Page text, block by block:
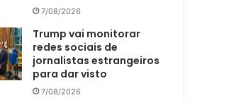
7/08/2026
Trump vai monitorar
redes sociais de
jornalistas estrangeiros
para dar visto
7/08/2026